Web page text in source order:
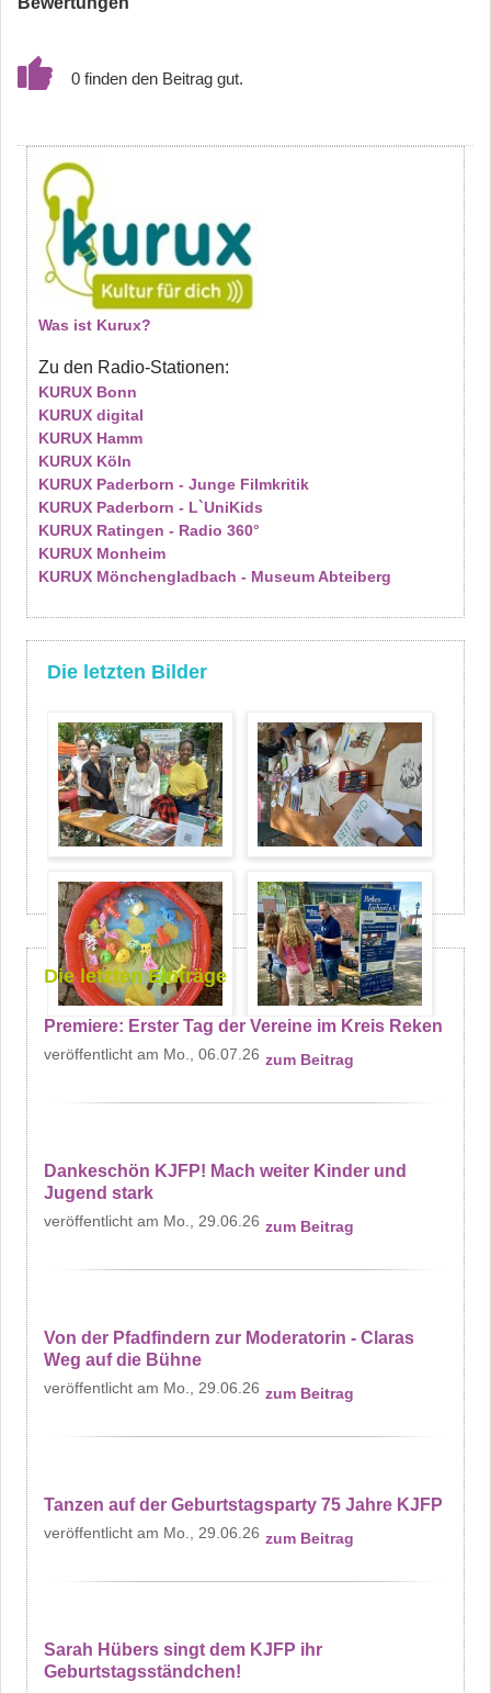
0
Was ist Kurux?
Zu den Radio-Stationen:
KURUX Bonn
KURUX digital
KURUX Hamm
KURUX Köln
KURUX Paderborn - Junge Filmkritik
KURUX Paderborn - L`UniKids
KURUX Ratingen - Radio 360°
KURUX Monheim
KURUX Mönchengladbach - Museum Abteiberg
Die letzten Bilder
Die letzten Einträge
Premiere: Erster Tag der Vereine im Kreis Reken
Mo., 06.07.26 zum Beitrag
Dankeschön KJFP! Mach weiter Kinder und
Jugend stark
Mo., 29.06.26 zum Beitrag
Von der Pfadfindern zur Moderatorin - Claras
Weg auf die Bühne
Mo., 29.06.26 zum Beitrag
Tanzen auf der Geburtstagsparty 75 Jahre KJFP
Mo., 29.06.26 zum Beitrag
Sarah Hübers singt dem KJFP ihr
Geburtstagsständchen!